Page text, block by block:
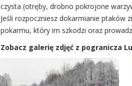
czysta (otręby, drobno pokrojone
Jeśli rozpoczniesz dokarmianie ptaków
pokarmu, który im szkodzi oraz
Zobacz galerię zdjęć z pogranicza